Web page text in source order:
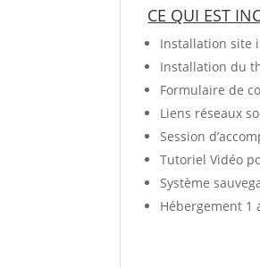
CE QUI EST
Installation site
Installation du
Formulaire de
Liens réseaux
Session
Tutoriel Vidéo
Système
Hébergement 1